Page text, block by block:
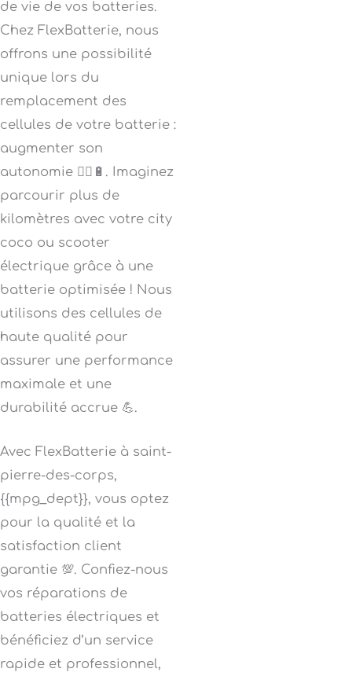
de vie de vos batteries.
Chez FlexBatterie, nous
offrons une possibilité
unique lors du
remplacement des
cellules de votre batterie :
augmenter son
autonomie 🚴‍♂️🔋. Imaginez
parcourir plus de
kilomètres avec votre city
coco ou scooter
électrique grâce à une
batterie optimisée ! Nous
utilisons des cellules de
haute qualité pour
assurer une performance
maximale et une
durabilité accrue 💪.
Avec FlexBatterie à saint-
pierre-des-corps,
{{mpg_dept}}, vous optez
pour la qualité et la
satisfaction client
garantie 💯. Confiez-nous
vos réparations de
batteries électriques et
bénéficiez d’un service
rapide et professionnel,